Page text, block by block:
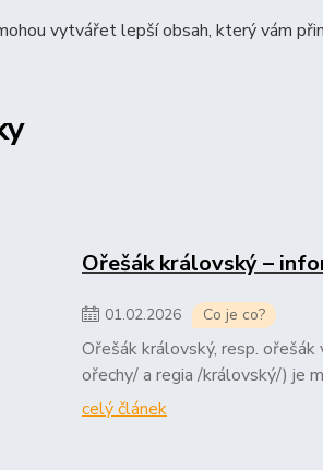
vytvářet lepší obsah, který vám
Ořešák královský –
01.02.2026 Co je co?
Ořešák královský, resp. ořešák
ořechy/ a regia /královský/) je
celý článek